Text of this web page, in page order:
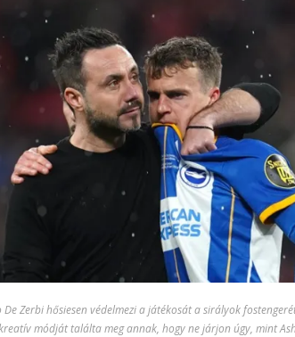
De Zerbi hősiesen védelmezi a játékosát a sirályok
módját találta meg annak, hogy ne járjon úgy, mint